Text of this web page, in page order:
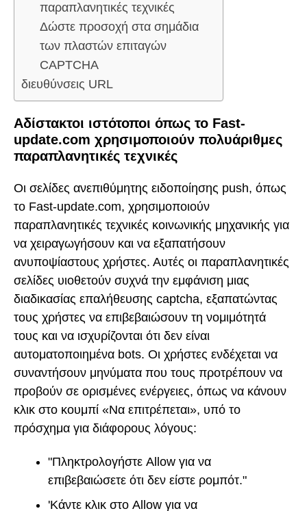
παραπλανητικές τεχνικές
Δώστε προσοχή στα σημάδια
των πλαστών επιταγών
CAPTCHA
διευθύνσεις URL
Αδίστακτοι ιστότοποι όπως το Fast-
update.com χρησιμοποιούν πολυάριθμες
παραπλανητικές τεχνικές
Οι σελίδες ανεπιθύμητης ειδοποίησης push, όπως
το Fast-update.com, χρησιμοποιούν
παραπλανητικές τεχνικές κοινωνικής μηχανικής για
να χειραγωγήσουν και να εξαπατήσουν
ανυποψίαστους χρήστες. Αυτές οι παραπλανητικές
σελίδες υιοθετούν συχνά την εμφάνιση μιας
διαδικασίας επαλήθευσης captcha, εξαπατώντας
τους χρήστες να επιβεβαιώσουν τη νομιμότητά
τους και να ισχυρίζονται ότι δεν είναι
αυτοματοποιημένα bots. Οι χρήστες ενδέχεται να
συναντήσουν μηνύματα που τους προτρέπουν να
προβούν σε ορισμένες ενέργειες, όπως να κάνουν
κλικ στο κουμπί «Να επιτρέπεται», υπό το
πρόσχημα για διάφορους λόγους:
"Πληκτρολογήστε Allow για να
επιβεβαιώσετε ότι δεν είστε ρομπότ."
'Κάντε κλικ στο Allow για να